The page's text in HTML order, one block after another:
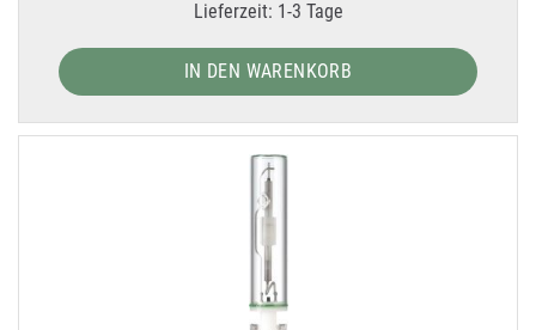
Lieferzeit: 1-3 Tage
IN DEN WARENKORB